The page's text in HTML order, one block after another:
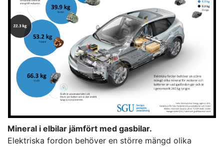
Mineral i elbilar jämfört med gasbilar.
Elektriska fordon behöver en större mängd olika